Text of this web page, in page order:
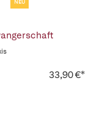
NEU
33,90 €*